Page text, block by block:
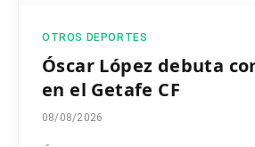
OTROS DEPORTES
Óscar López debuta
en el Getafe CF
08/08/2026